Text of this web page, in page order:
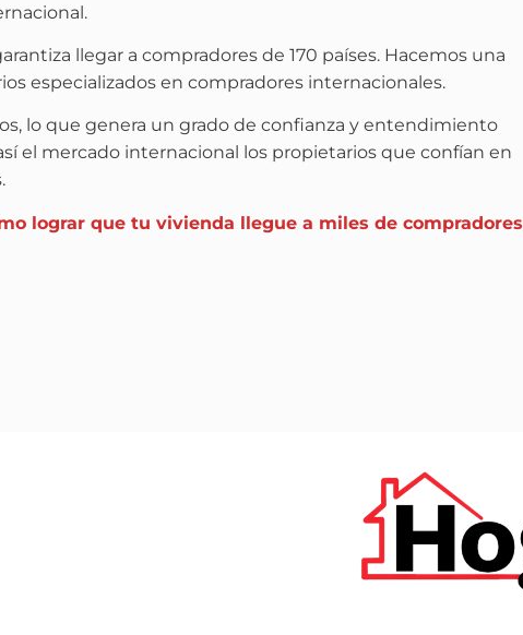
llegar a compradores de 170 países. Hacemos una
especializados en compradores internacionales.
lo que genera un grado de confianza y entendimiento
el mercado internacional los propietarios que confían en
lograr que tu vivienda llegue a miles de compradores